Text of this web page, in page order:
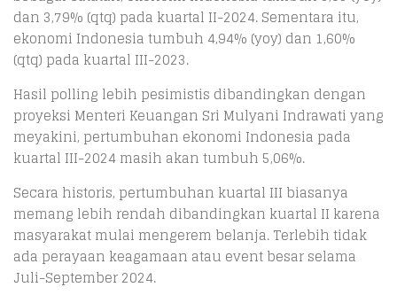
dan 3,79% (qtq) pada kuartal II-2024. Sementara itu,
ekonomi Indonesia tumbuh 4,94% (yoy) dan 1,60%
(qtq) pada kuartal III-2023.
Hasil polling lebih pesimistis dibandingkan dengan
proyeksi Menteri Keuangan Sri Mulyani Indrawati yang
meyakini, pertumbuhan ekonomi Indonesia pada
kuartal III-2024 masih akan tumbuh 5,06%.
Secara historis, pertumbuhan kuartal III biasanya
memang lebih rendah dibandingkan kuartal II karena
masyarakat mulai mengerem belanja. Terlebih tidak
ada perayaan keagamaan atau event besar selama
Juli-September 2024.